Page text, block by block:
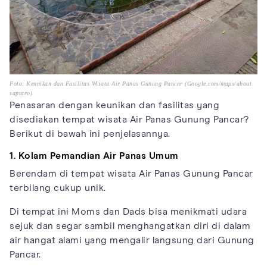
Foto: Keunikan dan Fasilitas Wisata Air Panas Gunung Pancar (Google.com/maps/about
saputro)
Penasaran dengan keunikan dan fasilitas yang
disediakan tempat wisata Air Panas Gunung Pancar?
Berikut di bawah ini penjelasannya.
1. Kolam Pemandian Air Panas Umum
Berendam di tempat wisata Air Panas Gunung Pancar
terbilang cukup unik.
Di tempat ini Moms dan Dads bisa menikmati udara
sejuk dan segar sambil menghangatkan diri di dalam
air hangat alami yang mengalir langsung dari Gunung
Pancar.